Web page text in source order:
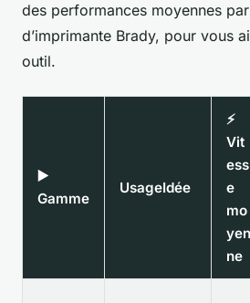
des performances moyennes
d’imprimante Brady, pour vous
outil.
▶️
Gamme
UsageIdée
⚡
Vit
ess
e
mo
yen
ne